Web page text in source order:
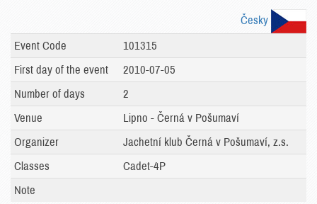
Česky
Event Code
101315
First day of the event
2010-07-05
Number of days
2
Venue
Lipno - Černá v Pošumaví
Organizer
Jachetní klub Černá v Pošumaví, z.s.
Classes
Cadet-4P
Note